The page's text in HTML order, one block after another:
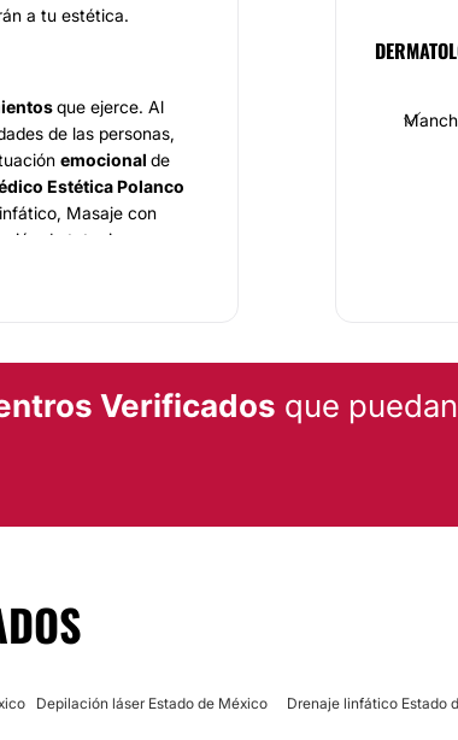
a tu estética.
que ejerce. Al
de las personas,
emocional de
Estética Polanco
Masaje con
de tatuajes con
con vitaminas,
en esta
Verificados que
Depilación láser Estado de México Drenaje linfático Estado